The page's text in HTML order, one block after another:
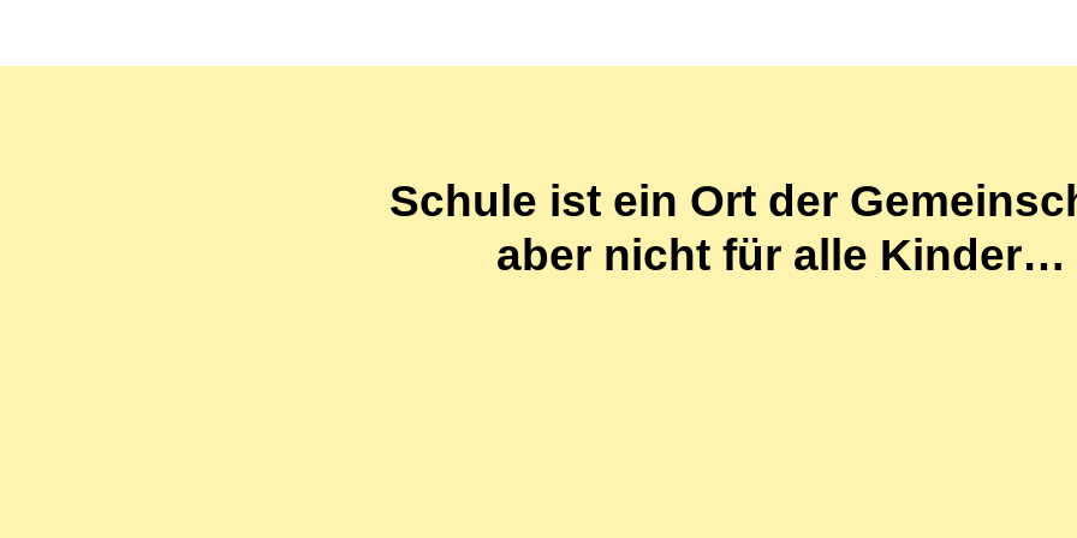
Schule ist ein Ort der
aber nicht für alle Kinder…